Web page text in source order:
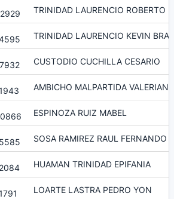
TRINIDAD LAURENCIO ROBERTO
TRINIDAD LAURENCIO KEVIN
CUSTODIO CUCHILLA CESARIO
AMBICHO MALPARTIDA
ESPINOZA RUIZ MABEL
SOSA RAMIREZ RAUL FERNANDO
HUAMAN TRINIDAD EPIFANIA
LOARTE LASTRA PEDRO YON